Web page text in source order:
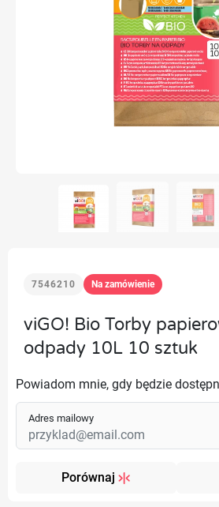
7546210 Na zamówienie
viGO! Bio Torby
odpady 10L 10 sztuk
Powiadom mnie, gdy będzie
Adres mailowy
Porównaj